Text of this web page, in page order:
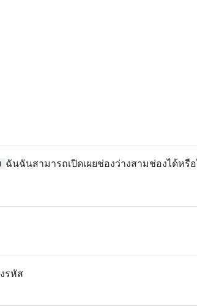
ฉันฉันสามารถเปิดเผยช่องว่างสามช่องได้หรื
รหัส